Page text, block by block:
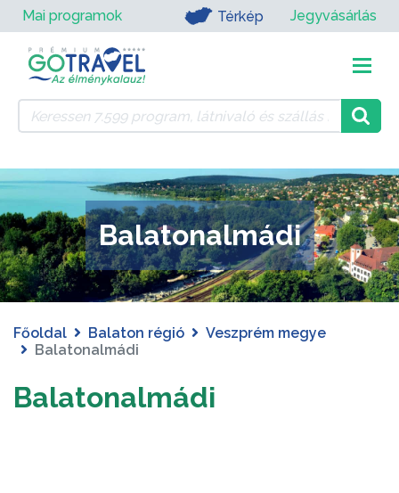
Mai programok Térkép Jegyvásárlás
Balatonalmádi
Főoldal Balaton régió
Veszprém megye
Balatonalmádi
Balatonalmádi